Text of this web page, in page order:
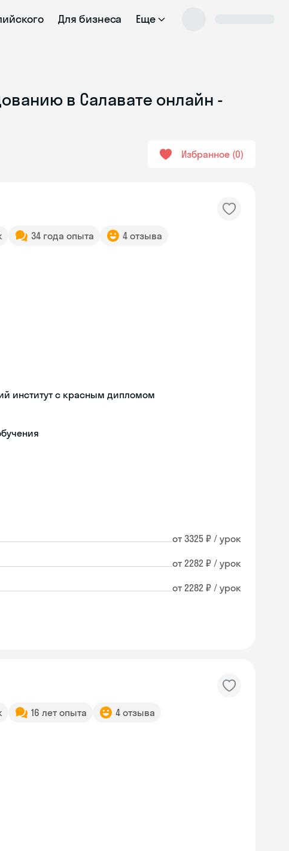
Для бизнеса Еще
в Салавате онлайн -
Избранное 0
34 года опыта 4 отзыва
институт с красным дипломом
от 3325 ₽ / урок
от 2282 ₽ / урок
от 2282 ₽ / урок
16 лет опыта 4 отзыва